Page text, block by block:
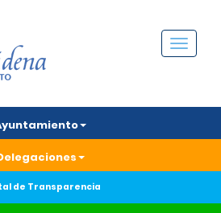
Menú
de Transparencia